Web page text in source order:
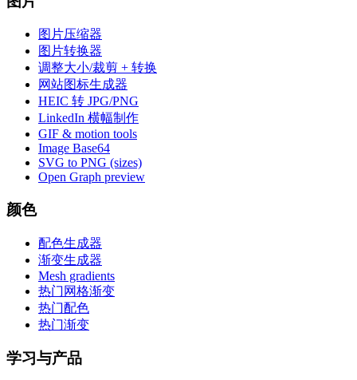
图片压缩器
图片转换器
调整大小/裁剪 + 转换
网站图标生成器
HEIC 转 JPG/PNG
LinkedIn 横幅制作
GIF & motion tools
Image Base64
SVG to PNG (sizes)
Open Graph preview
颜色
配色生成器
渐变生成器
Mesh gradients
热门网格渐变
热门配色
热门渐变
学习与产品